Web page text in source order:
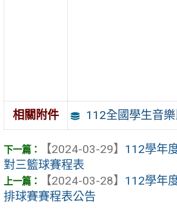
相關附件 112全國學生音
【2024-03-29】 112學年
對三籃球賽程表
【2024-03-28】 112學年
排球賽賽程表公告